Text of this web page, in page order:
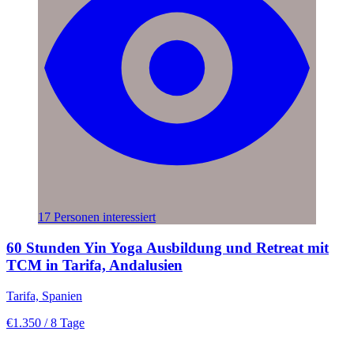
17 Personen interessiert
60 Stunden Yin Yoga Ausbildung und Retreat mit
TCM in Tarifa, Andalusien
Tarifa, Spanien
€1.350 / 8 Tage